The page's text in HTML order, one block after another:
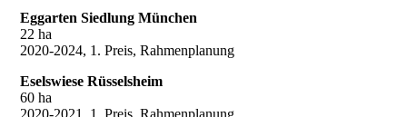
Eggarten Siedlung München
22 ha
2020-2024, 1. Preis, Rahmenplanung
Eselswiese Rüsselsheim
60 ha
2020-2021, 1. Preis, Rahmenplanung